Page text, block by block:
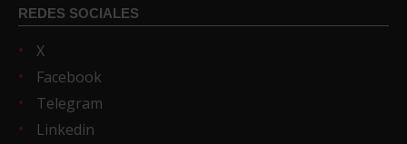
REDES SOCIALES
X
Facebook
Telegram
Linkedin